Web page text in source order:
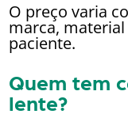
O preço varia
marca, material
paciente.
Quem tem
lente?